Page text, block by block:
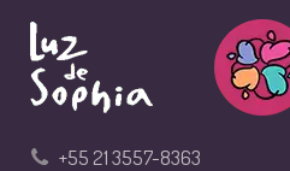
+55 21 3557-8363